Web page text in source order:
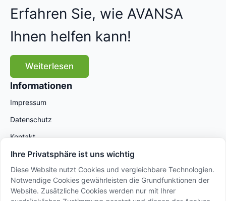
Erfahren Sie, wie AVANSA
Ihnen helfen kann!
Weiterlesen
Informationen
Impressum
Datenschutz
Kontakt
Ihre Privatsphäre ist uns wichtig
Diese Website nutzt Cookies und vergleichbare Technologien.
Notwendige Cookies gewährleisten die Grundfunktionen der
Website. Zusätzliche Cookies werden nur mit Ihrer